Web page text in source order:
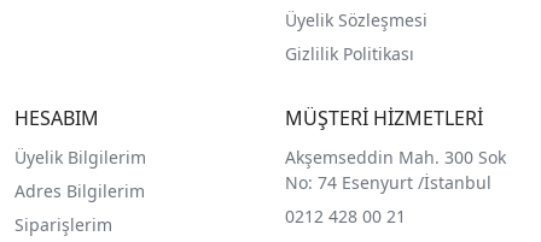
Üyelik Sözleşmesi
Gizlilik Politikası
HESABIM
Üyelik Bilgilerim
Adres Bilgilerim
Siparişlerim
MÜŞTERİ HİZMETLERİ
Akşemseddin Mah. 300 Sok
No: 74 Esenyurt /İstanbul
0212 428 00 21